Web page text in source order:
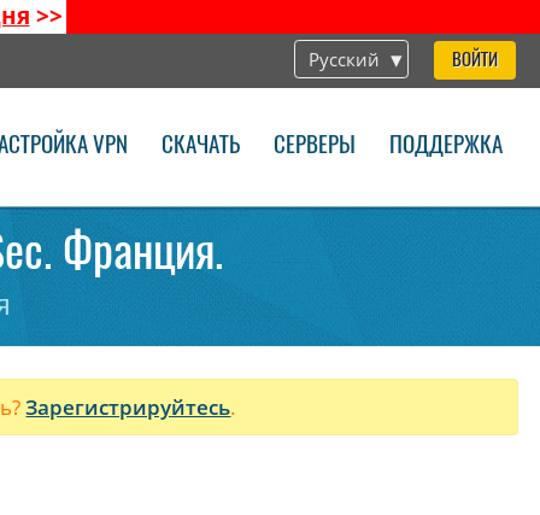
>>
Русский ВОЙТИ
VPN СКАЧАТЬ СЕРВЕРЫ ПОДДЕРЖКА
Франция.
Зарегистрируйтесь.